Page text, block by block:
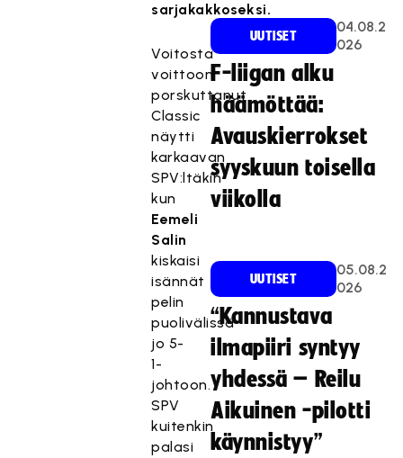
sarjakakkoseksi.
Voitosta
voittoon
porskuttanut
Classic
näytti
karkaavan
SPV:ltäkin
kun
Eemeli
Salin
kiskaisi
isännät
pelin
puolivälissä
jo 5-
1-
johtoon.
SPV
kuitenkin
palasi
UUTISET
04.08.2
026
F-liigan alku
häämöttää:
Avauskierrokset
syyskuun toisella
viikolla
UUTISET
05.08.2
026
“Kannustava
ilmapiiri syntyy
yhdessä – Reilu
Aikuinen -pilotti
käynnistyy”